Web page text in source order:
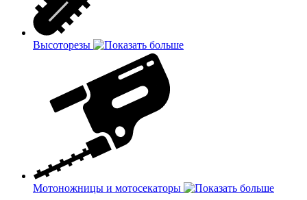
Высоторезы
Мотоножницы и мотосекаторы